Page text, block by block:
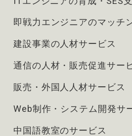
即戦力エンジニアのマッチ
建設事業の人材サービス
通信の人材・販売促進サー
販売・外国人人材サービス
Web制作・システム開発サ
中国語教室のサービス